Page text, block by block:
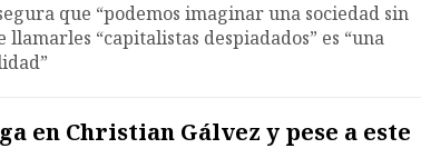
que “podemos imaginar una sociedad sin
“capitalistas despiadados” es “una
en Christian Gálvez y pese a este